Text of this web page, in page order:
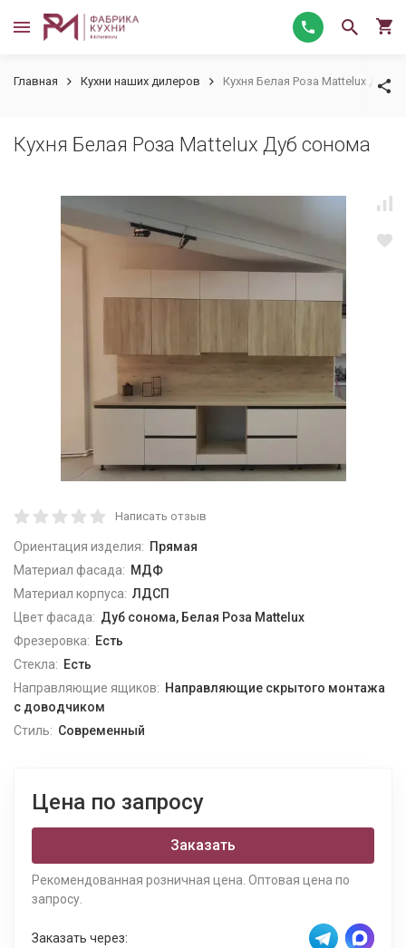
Главная Кухни наших дилеров Кухня Белая Роза Mattelux Дуб
Кухня Белая Роза Mattelux Дуб сонома
Написать отзыв
Ориентация изделия: Прямая
Материал фасада: МДФ
Материал корпуса: ЛДСП
Цвет фасада: Дуб сонома, Белая Роза Mattelux
Фрезеровка: Есть
Стекла: Есть
Направляющие ящиков: Направляющие скрытого монтажа
с доводчиком
Стиль: Современный
Цена по запросу
Заказать
Рекомендованная розничная цена. Оптовая цена по
запросу.
Заказать через: